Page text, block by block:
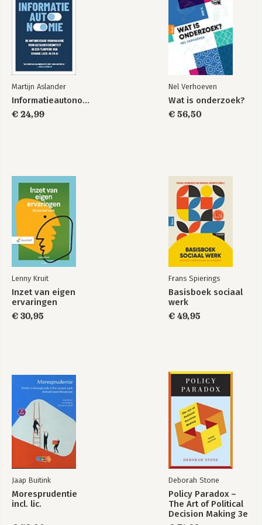
In lichtjaren heeft
niemand haast
En we noemen hem
Martijn Aslander
Informatieautonomie
€ 24,99
Nel Verhoeven
Wat is onderzoek?
€ 56,50
Lenny Kruit
Inzet van eigen
ervaringen
€ 30,95
Frans Spierings
Basisboek sociaal
werk
€ 49,95
Jaap Buitink
Moresprudentie
incl. lic.
Deborah Stone
Policy Paradox –
The Art of Political
Decision Making 3e